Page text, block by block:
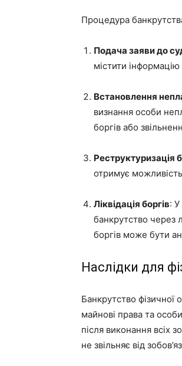
Процедура
Подача заяви до
містити
Встановлення
визнання особи
боргів або
Реструктуризація
отримує
Ліквідація боргів: У
банкрутство через
боргів може бути
Наслідки для
Банкрутство фізичної
майнові права та
після виконання всіх
не звільняє від